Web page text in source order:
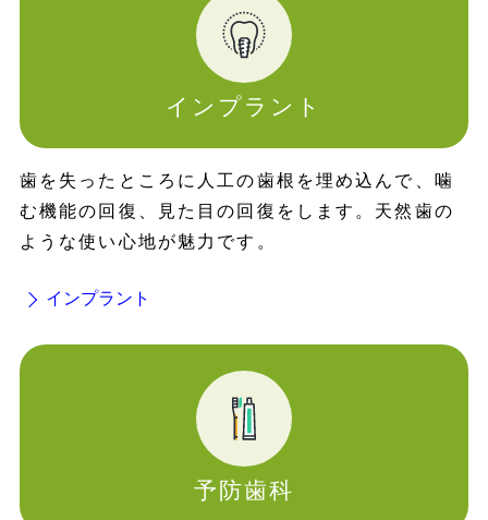
インプラント
歯を失ったところに人工の歯根を埋め込んで、噛
む機能の回復、見た目の回復をします。天然歯の
ような使い心地が魅力です。
インプラント
予防歯科